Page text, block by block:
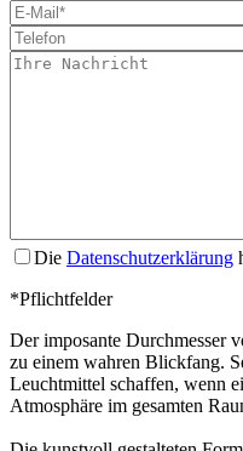
Die Datenschutzerklärung
*Pflichtfelder
Der imposante Durchmesser
zu einem wahren Blickfang.
Leuchtmittel schaffen, wenn
Atmosphäre im gesamten